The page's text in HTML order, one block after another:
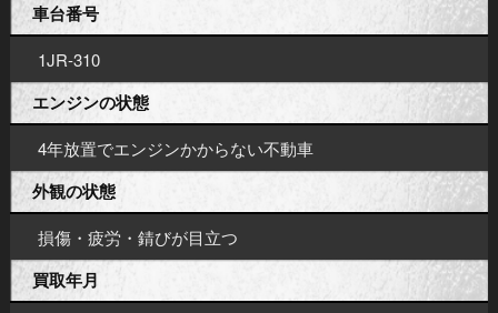
車台番号
1JR-310
エンジンの状態
4年放置でエンジンかからない不動車
外観の状態
損傷・疲労・錆びが目立つ
買取年月